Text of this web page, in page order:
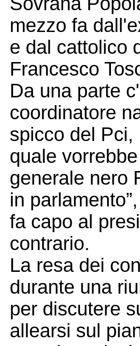
mezzo fa
e dal cattolico
Francesco
Da una parte
coordinatore
spicco del
quale
generale nero
in
fa capo al
contrario.
La resa dei
durante una
per discutere
allearsi sul